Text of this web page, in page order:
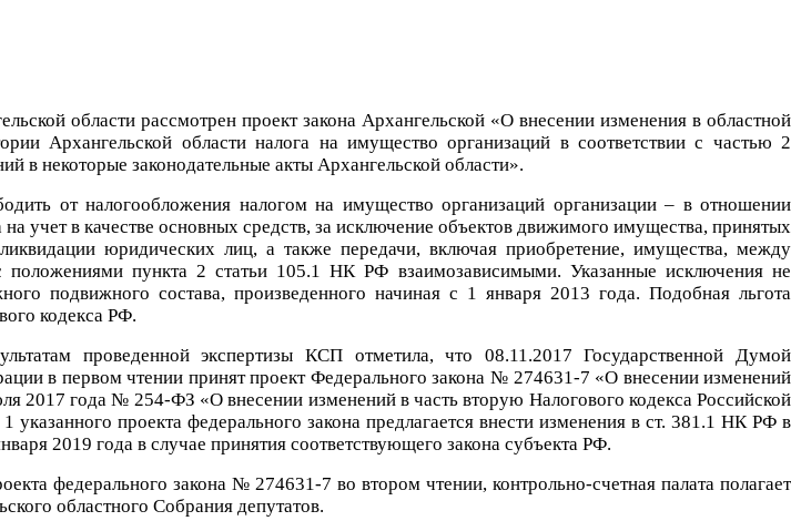
области рассмотрен проект закона Архангельской «О внесении изменения в областной
Архангельской области налога на имущество организаций в соответствии с частью 2
в некоторые законодательные акты Архангельской области».
от налогообложения налогом на имущество организаций организации – в отношении
учет в качестве основных средств, за исключение объектов движимого имущества, принятых
юридических лиц, а также передачи, включая приобретение, имущества, между
положениями пункта 2 статьи 105.1 НК РФ взаимозависимыми. Указанные исключения не
подвижного состава, произведенного начиная с 1 января 2013 года. Подобная льгота
кодекса РФ.
проведенной экспертизы КСП отметила, что 08.11.2017 Государственной Думой
в первом чтении принят проект Федерального закона № 274631-7 «О внесении изменений
2017 года № 254-ФЗ «О внесении изменений в часть вторую Налогового кодекса Российской
проекта федерального закона предлагается внести изменения в ст. 381.1 НК РФ в
2019 года в случае принятия соответствующего закона субъекта РФ.
федерального закона № 274631-7 во втором чтении, контрольно-счетная палата полагает
областного Собрания депутатов.